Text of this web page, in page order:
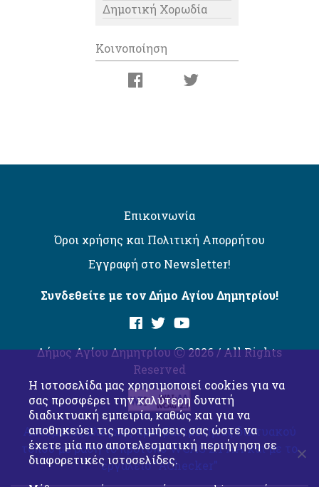
Δημοτική Χορωδία
Κοινοποίηση
Επικοινωνία
Όροι χρήσης και Πολιτική Απορρήτου
Εγγραφή στο Newsletter!
Συνδεθείτε με τον Δήμο Αγίου Δημητρίου!
Δήμος Αγίου Δημητρίου Ⓒ 2026 / All Rights
Reserved
Αυτόματος έλεγχος προσβασιμότητας δικτυακού
τόπου με βάση το πρότυπο WCAG 2.1 AA και με το
εργαλείο “AChecker”
Η ιστοσελίδα μας χρησιμοποιεί cookies για να
σας προσφέρει την καλύτερη δυνατή
διαδικτυακή εμπειρία, καθώς και για να
αποθηκεύει τις προτιμήσεις σας ώστε να
έχετε μία πιο αποτελεσματική περιήγηση σε
διαφορετικές ιστοσελίδες.